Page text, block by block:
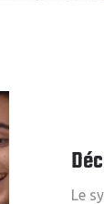
Le